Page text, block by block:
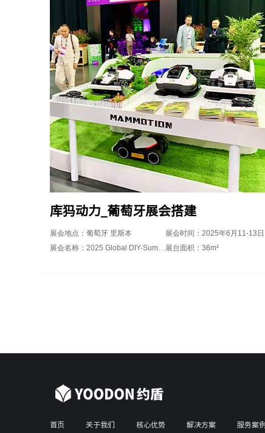
库犸动力_葡萄牙展会搭建
展会地点：葡萄牙 里斯本
展会时间：2025年6月11-13日
展会名称：2025 Global DIY-Summit展台面积：36m²
首页 关于我们 核心优势 解决方案 服务案例